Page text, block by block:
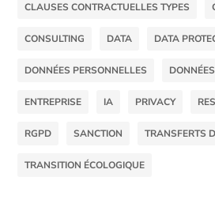
CLAUSES CONTRACTUELLES TYPES
CONSULTING DATA DATA
DONNÉES PERSONNELLES
ENTREPRISE IA PRIVACY
RGPD SANCTION TRANSFERTS
TRANSITION ÉCOLOGIQUE